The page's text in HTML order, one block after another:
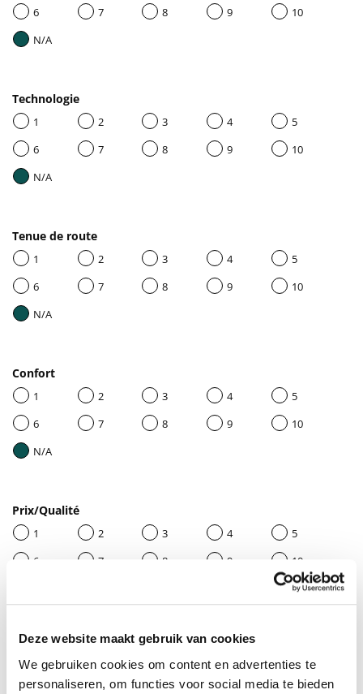
Deze website maakt gebruik van cookies
We gebruiken cookies om content en advertenties te
personaliseren, om functies voor social media te bieden
6
7 8 9
10
N/A
Technologie
1 2 3 4
5
6
7 8 9
10
N/A
Tenue de route
1 2 3 4
5
6
7 8 9
10
N/A
Confort
1 2 3 4
5
6
7 8 9
10
N/A
Prix/Qualité
1 2 3 4
5
6
7 8 9
10